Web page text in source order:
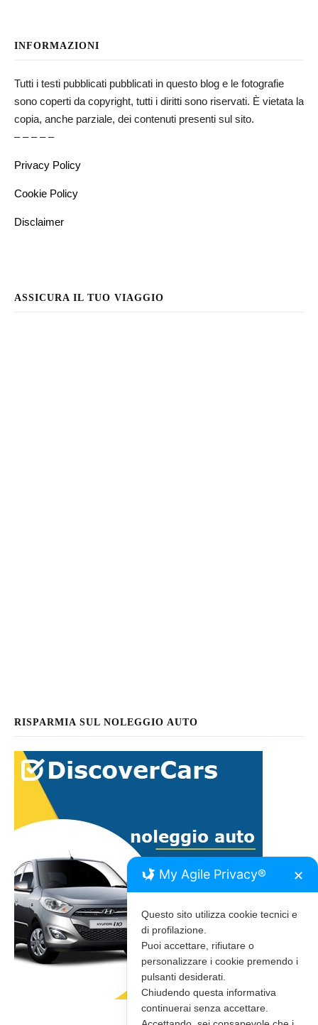
INFORMAZIONI
Tutti i testi pubblicati pubblicati in questo blog e le fotografie
sono coperti da copyright, tutti i diritti sono riservati. È vietata la
copia, anche parziale, dei contenuti presenti sul sito.
– – – – –
Privacy Policy
Cookie Policy
Disclaimer
ASSICURA IL TUO VIAGGIO
RISPARMIA SUL NOLEGGIO AUTO
My Agile Privacy® ✕
Questo sito utilizza cookie tecnici e
di profilazione.
Puoi accettare, rifiutare o
personalizzare i cookie premendo i
pulsanti desiderati.
Chiudendo questa informativa
continuerai senza accettare.